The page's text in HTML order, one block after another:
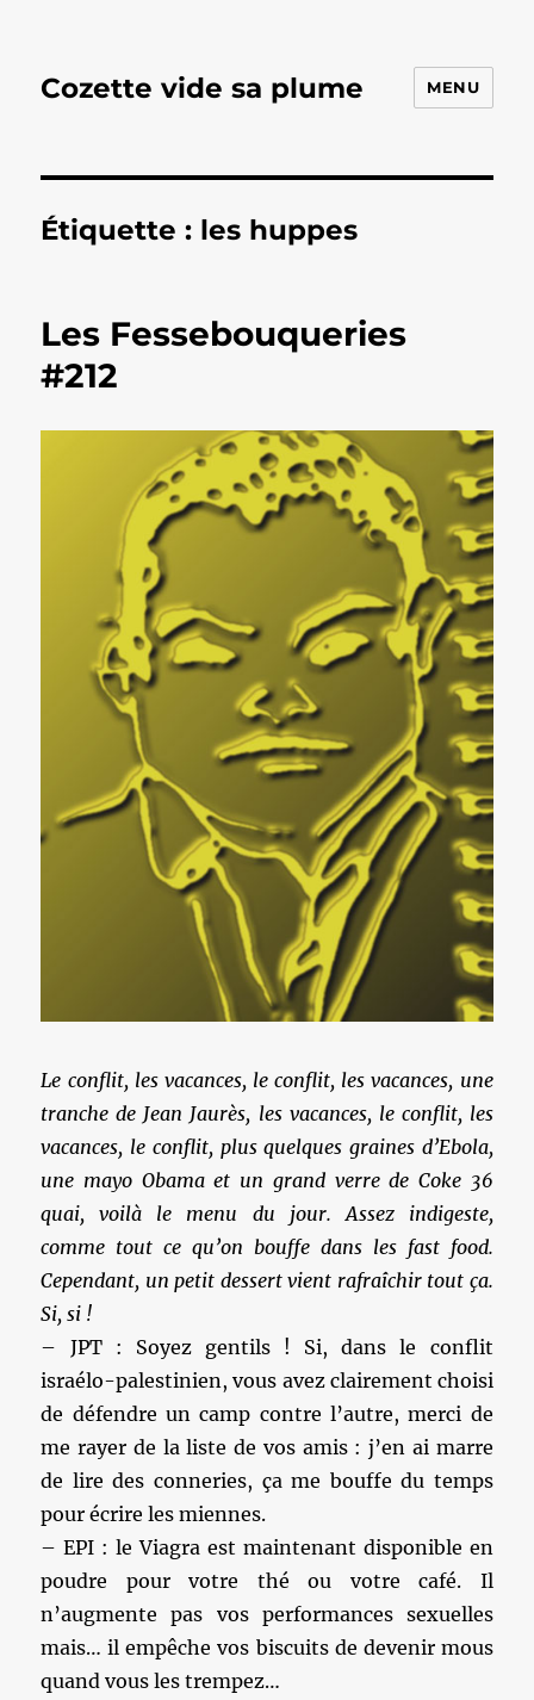
Cozette vide sa plume MENU
Étiquette : les huppes
Les Fessebouqueries
#212
Le conflit, les vacances, le conflit, les vacances, une
tranche de Jean Jaurès, les vacances, le conflit, les
vacances, le conflit, plus quelques graines d’Ebola,
une mayo Obama et un grand verre de Coke 36
quai, voilà le menu du jour. Assez indigeste,
comme tout ce qu’on bouffe dans les fast food.
Cependant, un petit dessert vient rafraîchir tout ça.
Si, si !
– JPT : Soyez gentils ! Si, dans le conflit
israélo-palestinien, vous avez clairement choisi
de défendre un camp contre l’autre, merci de
me rayer de la liste de vos amis : j’en ai marre
de lire des conneries, ça me bouffe du temps
pour écrire les miennes.
– EPI : le Viagra est maintenant disponible en
poudre pour votre thé ou votre café. Il
n’augmente pas vos performances sexuelles
mais… il empêche vos biscuits de devenir mous
quand vous les trempez…